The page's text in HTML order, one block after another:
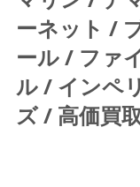
ーネット /
ール / ファ
ル / インペ
ズ / 高価買